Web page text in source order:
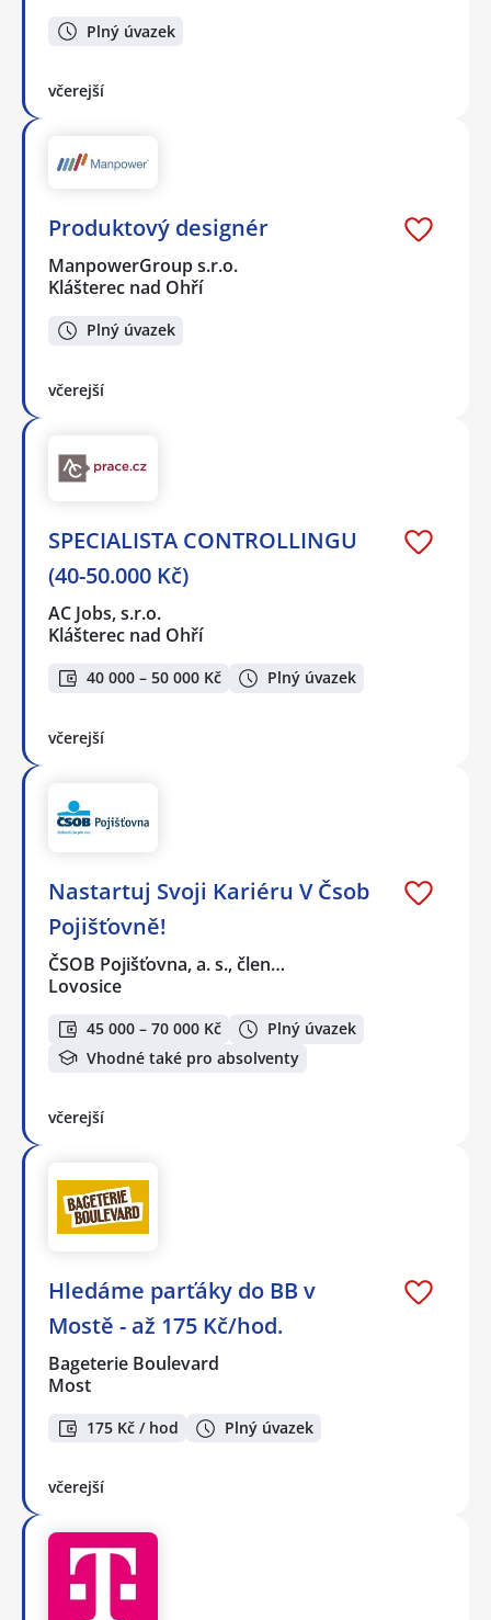
Plný úvazek
včerejší
Produktový designér
ManpowerGroup s.r.o.
Klášterec nad Ohří
Plný úvazek
včerejší
SPECIALISTA CONTROLLINGU
(40-50.000 Kč)
AC Jobs, s.r.o.
Klášterec nad Ohří
40 000 – 50 000 Kč Plný úvazek
včerejší
Nastartuj Svoji Kariéru V Čsob
Pojišťovně!
ČSOB Pojišťovna, a. s., člen…
Lovosice
45 000 – 70 000 Kč
Plný úvazek
Vhodné také pro absolventy
včerejší
Hledáme parťáky do BB v
Mostě - až 175 Kč/hod.
Bageterie Boulevard
Most
175 Kč / hod Plný úvazek
včerejší